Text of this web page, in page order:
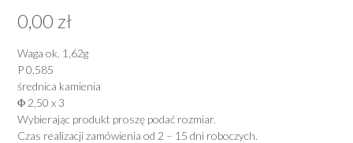
0,00 zł
Waga ok. 1,62g
P 0,585
średnica kamienia
Φ 2,50 x 3
Wybierając produkt proszę podać rozmiar.
Czas realizacji zamówienia od 2 – 15 dni roboczych.